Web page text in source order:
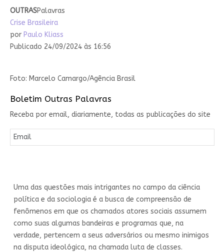
OUTRASPalavras
Crise Brasileira
por Paulo Kliass
Publicado 24/09/2024 às 16:56
Foto: Marcelo Camargo/Agência Brasil
Boletim Outras Palavras
Receba por email, diariamente, todas as publicações do site
Uma das questões mais intrigantes no campo da ciência
política e da sociologia é a busca de compreensão de
fenômenos em que os chamados atores sociais assumem
como suas algumas bandeiras e programas que, na
verdade, pertencem a seus adversários ou mesmo inimigos
na disputa ideológica, na chamada luta de classes.